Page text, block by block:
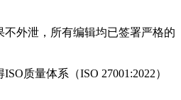
外泄，所有编辑均已签署严格的
质量体系（ISO 27001:2022）